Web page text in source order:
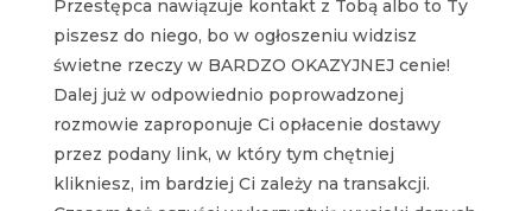
Przestępca nawiązuje kontakt z Tobą albo to Ty
piszesz do niego, bo w ogłoszeniu widzisz
świetne rzeczy w BARDZO OKAZYJNEJ cenie!
Dalej już w odpowiednio poprowadzonej
rozmowie zaproponuje Ci opłacenie dostawy
przez podany link, w który tym chętniej
klikniesz, im bardziej Ci zależy na transakcji.